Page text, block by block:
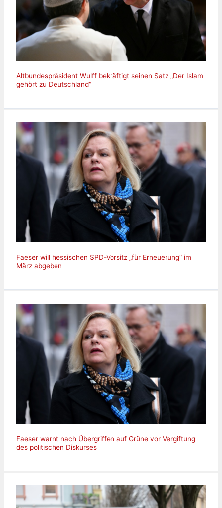
Altbundespräsident Wulff bekräftigt seinen Satz „Der Islam
gehört zu Deutschland“
Faeser will hessischen SPD-Vorsitz „für Erneuerung“ im
März abgeben
Faeser warnt nach Übergriffen auf Grüne vor Vergiftung
des politischen Diskurses